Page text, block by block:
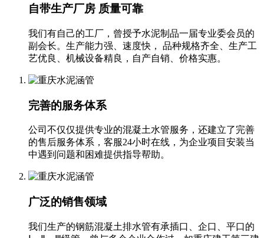
自带生产厂房 质量可靠
我们有自己的工厂，曾授予水泥制品一届专业委会员的
副会长。生产能力强、速度快， 品种规格齐全、生产工
艺优良、机械设备精良，自产自销、价格实惠。‬
完善的服务体系
公司不仅仅提供专业的混凝土水管服务，还建立了完善
的售后服务体系，客服24小时在线，为企业项目安装当
中遇到问题和困难提供指导帮助。
广泛的销售领域
我们生产的钢筋混凝土排水管有承插口、企口、平口的